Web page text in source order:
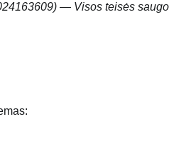
— Visos teisės